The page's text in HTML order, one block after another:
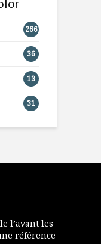
266
36
13
31
l’avant les
référence